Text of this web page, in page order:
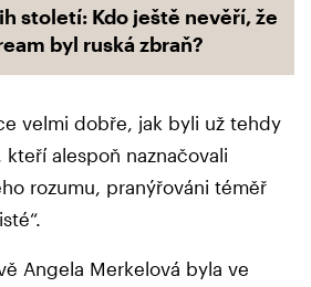
století: Kdo ještě nevěří, že
byl ruská zbraň?
velmi dobře, jak byli už tehdy
kteří alespoň naznačovali
rozumu, pranýřováni téměř
Angela Merkelová byla ve